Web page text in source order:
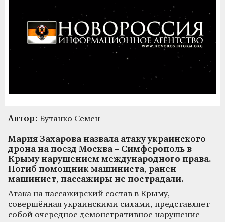
Автор: Бутанко Семен
Мария Захарова назвала атаку украинского
дрона на поезд Москва – Симферополь в
Крыму нарушением международного права.
Погиб помощник машиниста, ранен
машинист, пассажиры не пострадали.
Атака на пассажирский состав в Крыму,
совершённая украинскими силами, представляет
собой очередное демонстративное нарушение